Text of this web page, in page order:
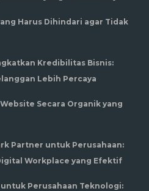
Harus Dihindari agar Tidak
Kredibilitas Bisnis:
Lebih Percaya
Secara Organik yang
Partner untuk Perusahaan:
Workplace yang Efektif
Perusahaan Teknologi: